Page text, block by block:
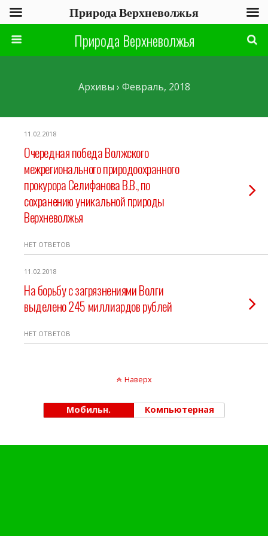
Природа Верхневолжья
Архивы › Февраль, 2018
11.02.2018
Очередная победа Волжского
межрегионального природоохранного
прокурора Селифанова В.В., по
сохранению уникальной природы
Верхневолжья
НЕТ ОТВЕТОВ
11.02.2018
На борьбу с загрязнениями Волги
выделено 245 миллиардов рублей
НЕТ ОТВЕТОВ
Наверх
Мобильн. Компьютерная
Природа Верхневолжья